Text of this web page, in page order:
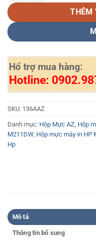
THÊM
Hổ trợ mua hàng:
Hotline:
SKU: 136AAZ
Danh mục: Hộp Mực AZ, Hộp
M211DW, Hộp mực máy in HP
Hp
Mô tả
Thông tin bổ sung